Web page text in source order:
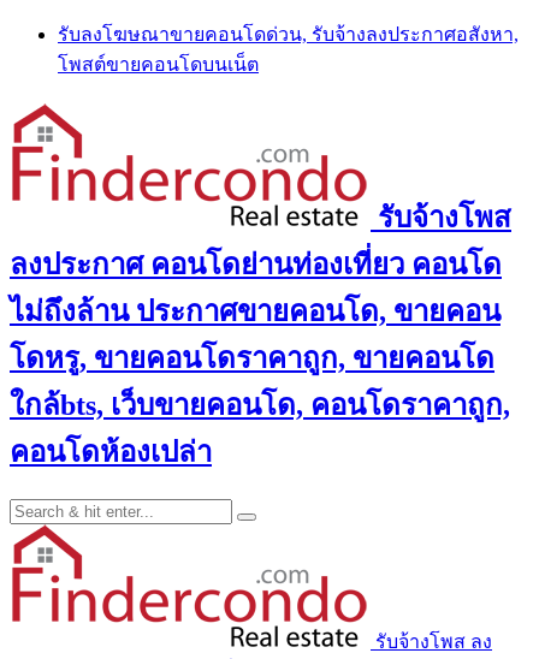
Skip
content
รับลงโฆษณาขายคอนโดด่วน, รับจ้างลงประกาศอสังหา,
โพสต์ขายคอนโดบนเน็ต
รับจ้างโพส
ลงประกาศ คอนโดย่านท่องเที่ยว คอนโด
ไม่ถึงล้าน ประกาศขายคอนโด, ขายคอน
โดหรู, ขายคอนโดราคาถูก, ขายคอนโด
ใกล้bts, เว็บขายคอนโด, คอนโดราคาถูก,
คอนโดห้องเปล่า
รับจ้างโพส ลง